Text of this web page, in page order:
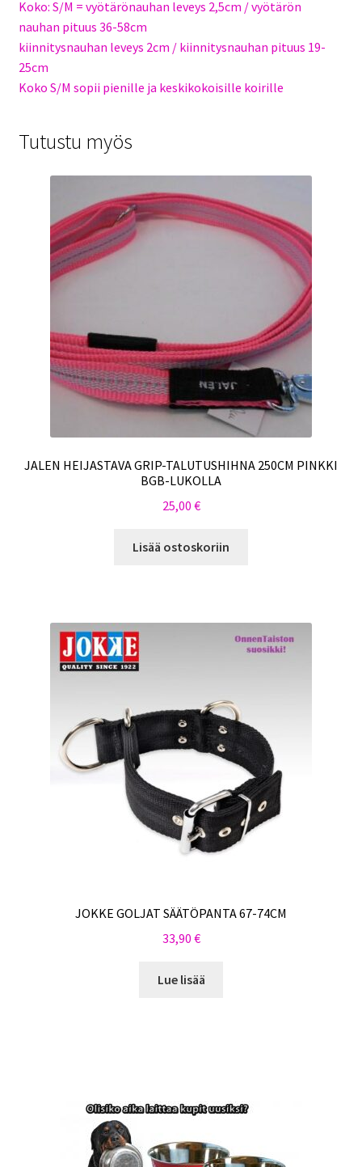
Koko: S/M = vyötärönauhan leveys 2,5cm / vyötärön
nauhan pituus 36-58cm
kiinnitysnauhan leveys 2cm / kiinnitysnauhan pituus 19-
25cm
Koko S/M sopii pienille ja keskikokoisille koirille
Tutustu myös
JALEN HEIJASTAVA GRIP-TALUTUSHIHNA 250CM PINKKI
BGB-LUKOLLA
25,00 €
Lisää ostoskoriin
JOKKE GOLJAT SÄÄTÖPANTA 67-74CM
33,90 €
Lue lisää